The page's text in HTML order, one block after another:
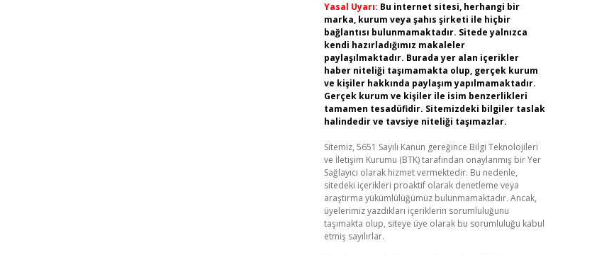
Yasal Uyarı: Bu internet sitesi, herhangi bir
marka, kurum veya şahıs şirketi ile hiçbir
bağlantısı bulunmamaktadır. Sitede yalnızca
kendi hazırladığımız makaleler
paylaşılmaktadır. Burada yer alan içerikler
haber niteliği taşımamakta olup, gerçek kurum
ve kişiler hakkında paylaşım yapılmamaktadır.
Gerçek kurum ve kişiler ile isim benzerlikleri
tamamen tesadüfidir. Sitemizdeki bilgiler taslak
halindedir ve tavsiye niteliği taşımazlar.
Sitemiz, 5651 Sayılı Kanun gereğince Bilgi Teknolojileri
ve İletişim Kurumu (BTK) tarafından onaylanmış bir Yer
Sağlayıcı olarak hizmet vermektedir. Bu nedenle,
sitedeki içerikleri proaktif olarak denetleme veya
araştırma yükümlülüğümüz bulunmamaktadır. Ancak,
üyelerimiz yazdıkları içeriklerin sorumluluğunu
taşımakta olup, siteye üye olarak bu sorumluluğu kabul
etmiş sayılırlar.